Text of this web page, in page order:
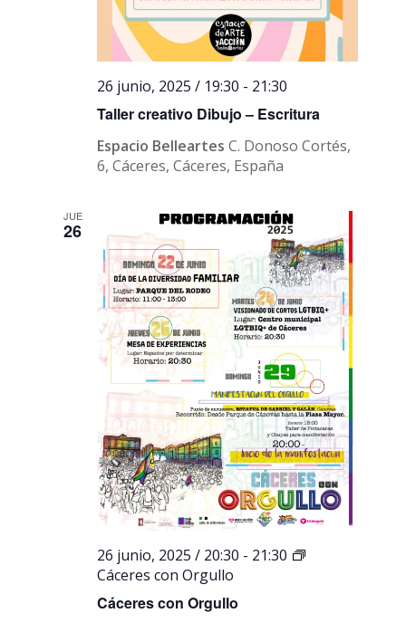
Taller creativo Dibujo – Escritura
26 junio, 2025 / 19:30 - 21:30
Espacio BelleartesC. Donoso Cortés,
6, Cáceres, Cáceres, España
JUE
26
Cáceres con Orgullo
26 junio, 2025 / 20:30 - 21:30
Cáceres con Orgullo